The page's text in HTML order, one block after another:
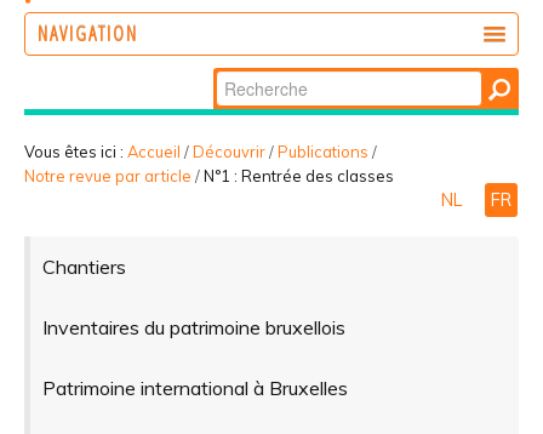
NAVIGATION
PARTICIPER
Chercher par
Recherche
avancée…
Vous êtes ici : Accueil /Découvrir/Publications /
Notre revue par article /N°1 : Rentrée des classes
NL FR
Chantiers
Inventaires du patrimoine bruxellois
Patrimoine international à Bruxelles